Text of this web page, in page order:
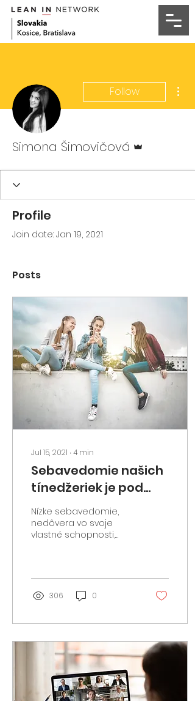
Follow
Simona Šimovičová
Profile
Join date: Jan 19, 2021
Posts
Jul 15, 2021 ∙4 min
Sebavedomie našich
tínedžeriek je pod
priemerom krajín EU
Nízke sebavedomie,
nedôvera vo svoje
vlastné schopnosti,
problémami bojuje...
306 0